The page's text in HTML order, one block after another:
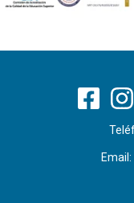
Email: